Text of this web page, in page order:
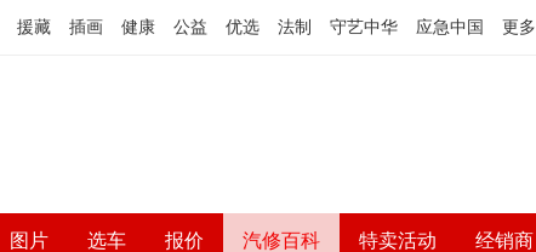
援藏 插画 健康 公益 优选 法制 守艺中华 应急中国 更多
图片 选车 报价 汽修百科 特卖活动 经销商